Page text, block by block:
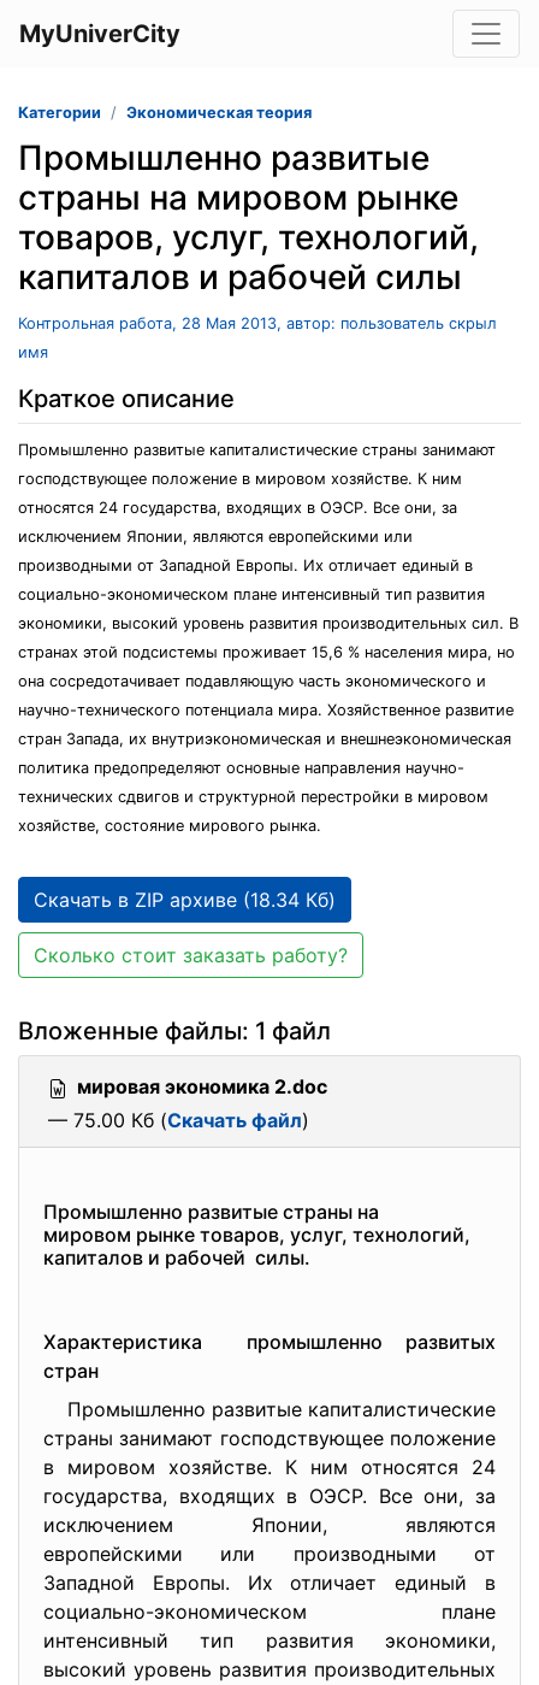
MyUniverCity
Категории Экономическая теория
Промышленно развитые
страны на мировом рынке
товаров, услуг, технологий,
капиталов и рабочей силы
Контрольная работа, 28 Мая 2013, автор: пользователь скрыл
имя
Краткое описание
Промышленно развитые капиталистические страны занимают
господствующее положение в мировом хозяйстве. К ним
относятся 24 государства, входящих в ОЭСР. Все они, за
исключением Японии, являются европейскими или
производными от Западной Европы. Их отличает единый в
социально-экономическом плане интенсивный тип развития
экономики, высокий уровень развития производительных сил. В
странах этой подсистемы проживает 15,6 % населения мира, но
она сосредотачивает подавляющую часть экономического и
научно-технического потенциала мира. Хозяйственное развитие
стран Запада, их внутриэкономическая и внешнеэкономическая
политика предопределяют основные направления научно-
технических сдвигов и структурной перестройки в мировом
хозяйстве, состояние мирового рынка.
Скачать в ZIP архиве (18.34 Кб)
Сколько стоит заказать работу?
Вложенные файлы: 1 файл
мировая экономика 2.doc
— 75.00 Кб (Скачать файл)
Промышленно развитые страны на
мировом рынке товаров, услуг, технологий,
капиталов и рабочей силы.
Характеристика промышленно развитых
стран
Промышленно развитые капиталистические
страны занимают господствующее положение
в мировом хозяйстве. К ним относятся 24
государства, входящих в ОЭСР. Все они, за
исключением Японии, являются
европейскими или производными от
Западной Европы. Их отличает единый в
социально-экономическом плане
интенсивный тип развития экономики,
высокий уровень развития производительных